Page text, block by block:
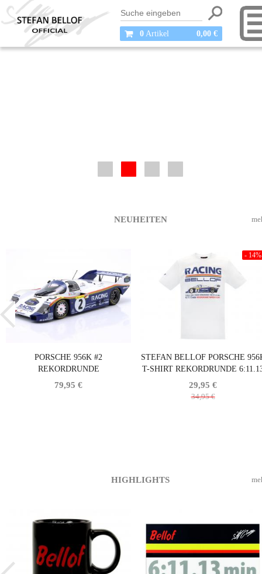
0 Artikel 0,00 €
NEUHEITEN
PORSCHE 956K #2
REKORDRUNDE
NORDSCHLEIFE 6:11.13 MIN
79,95 €
STEFAN BELLOF PORSCHE
T-SHIRT REKORDRUNDE
MIN NÜRBURGRING 1983 WEISS
29,95 €
34,95 €
- 14%
HIGHLIGHTS